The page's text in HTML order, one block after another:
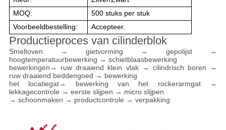
MOQ:
500 stuks per stuk
Voorbeeldbestelling:
Accepteer.
Productieproces van cilinderblok
Smeltoven → gietvorming → gepolijst →
hoogtemperatuurbewerking → schietblaasbewerking
bewerkingen→ ruw draaiend klein vlak → cilindrisch boren →
ruw draaiend beddengoed → bewerking
het locatiegat→ bewerking van het rockerarmgat →
lekkagecontrole → eerste slijpen → micro slijpen
→ schoonmaken → productcontrole → verpakking